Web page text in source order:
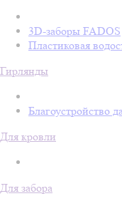
3D-заборы FADOS
Пластиковая
Гирлянды
Благоустройство
Для кровли
Для забора